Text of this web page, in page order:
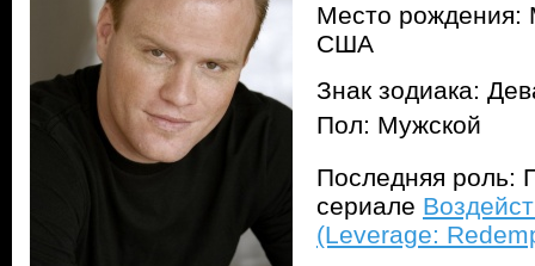
Место рождения:
США
Знак зодиака:
Пол: Мужской
Последняя роль:
сериале
(Leverage: